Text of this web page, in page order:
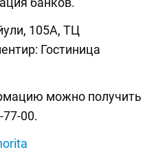
105А, ТЦ
Гостиница
можно получить
77-00.